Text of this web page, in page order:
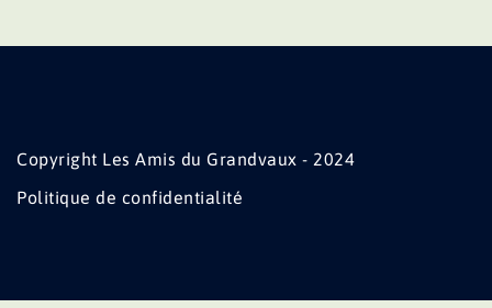
Copyright Les Amis du Grandvaux - 2024
Politique de confidentialité